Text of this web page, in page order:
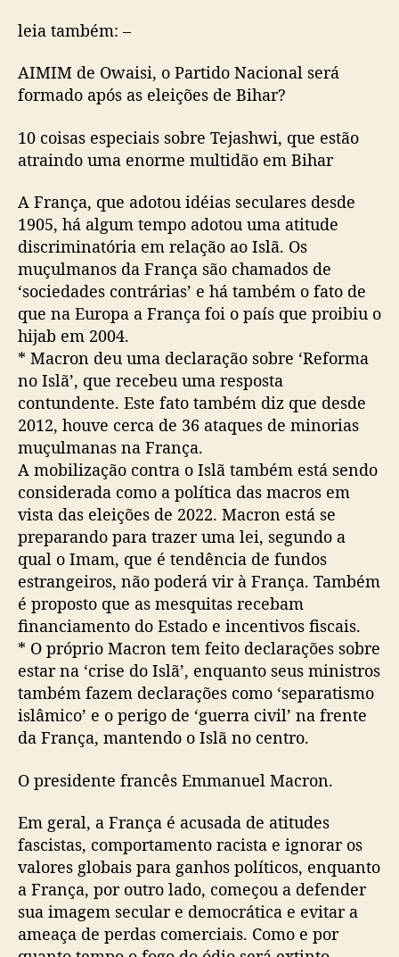
leia também: –
AIMIM de Owaisi, o Partido Nacional será
formado após as eleições de Bihar?
10 coisas especiais sobre Tejashwi, que estão
atraindo uma enorme multidão em Bihar
A França, que adotou idéias seculares desde
1905, há algum tempo adotou uma atitude
discriminatória em relação ao Islã. Os
muçulmanos da França são chamados de
‘sociedades contrárias’ e há também o fato de
que na Europa a França foi o país que proibiu o
hijab em 2004.
* Macron deu uma declaração sobre ‘Reforma
no Islã’, que recebeu uma resposta
contundente. Este fato também diz que desde
2012, houve cerca de 36 ataques de minorias
muçulmanas na França.
A mobilização contra o Islã também está sendo
considerada como a política das macros em
vista das eleições de 2022. Macron está se
preparando para trazer uma lei, segundo a
qual o Imam, que é tendência de fundos
estrangeiros, não poderá vir à França. Também
é proposto que as mesquitas recebam
financiamento do Estado e incentivos fiscais.
* O próprio Macron tem feito declarações sobre
estar na ‘crise do Islã’, enquanto seus ministros
também fazem declarações como ‘separatismo
islâmico’ e o perigo de ‘guerra civil’ na frente
da França, mantendo o Islã no centro.
O presidente francês Emmanuel Macron.
Em geral, a França é acusada de atitudes
fascistas, comportamento racista e ignorar os
valores globais para ganhos políticos, enquanto
a França, por outro lado, começou a defender
sua imagem secular e democrática e evitar a
ameaça de perdas comerciais. Como e por